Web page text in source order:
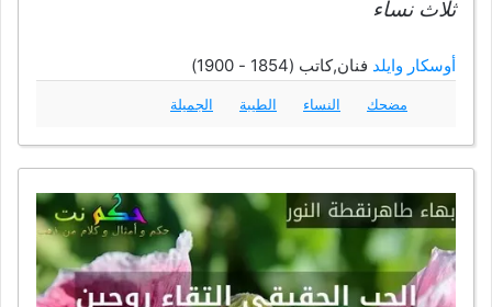
ثلاث نساء
أوسكار وايلد فنان,كاتب (1854 - 1900)
مضحك النساء الطيبة الجميلة